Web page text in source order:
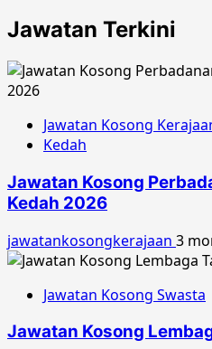
Jawatan Terkini
Jawatan Kosong
Kedah
Jawatan Kosong
Kedah 2026
jawatankosongkerajaan 3
Jawatan Kosong Swasta
Jawatan Kosong